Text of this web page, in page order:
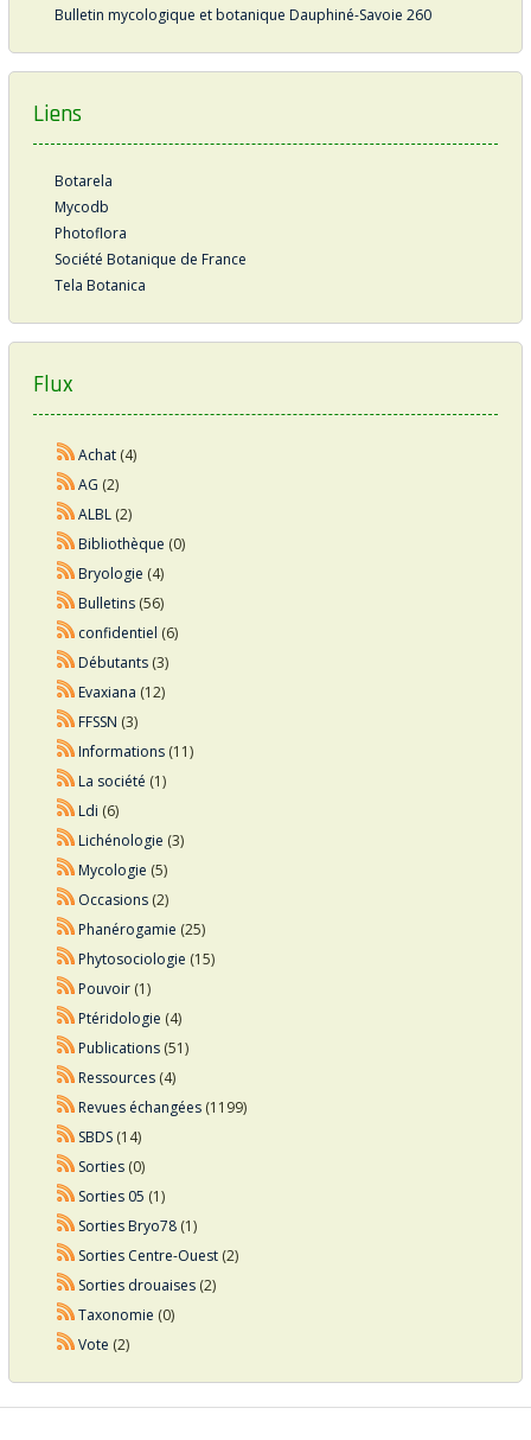
Bulletin mycologique et botanique Dauphiné-Savoie 260
Liens
Botarela
Mycodb
Photoflora
Société Botanique de France
Tela Botanica
Flux
Achat(4)
AG (2)
ALBL(2)
Bibliothèque (0)
Bryologie (4)
Bulletins(56)
confidentiel (6)
Débutants(3)
Evaxiana (12)
FFSSN (3)
Informations(11)
La société (1)
Ldi (6)
Lichénologie (3)
Mycologie (5)
Occasions(2)
Phanérogamie (25)
Phytosociologie (15)
Pouvoir(1)
Ptéridologie (4)
Publications(51)
Ressources(4)
Revues échangées(1199)
SBDS(14)
Sorties(0)
Sorties 05 (1)
Sorties Bryo78(1)
Sorties Centre-Ouest(2)
Sorties drouaises(2)
Taxonomie (0)
Vote (2)